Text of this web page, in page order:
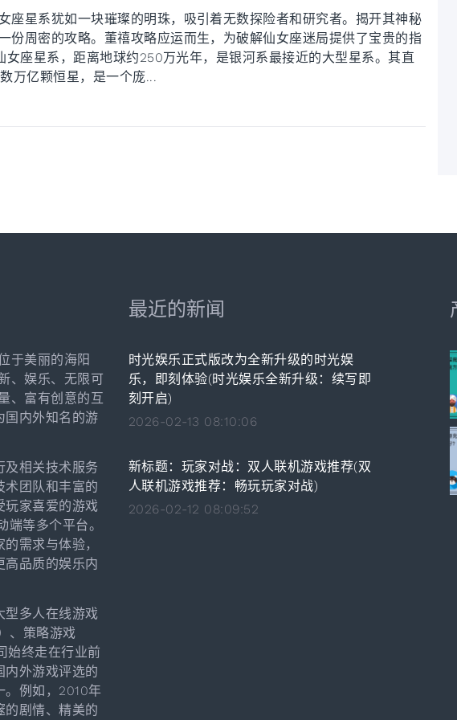
座星系犹如一块璀璨的明珠，吸引着无数探险者和研究者。揭开其神秘
份周密的攻略。董禧攻略应运而生，为破解仙女座迷局提供了宝贵的指
女座星系，距离地球约250万光年，是银河系最接近的大型星系。其直
万亿颗恒星，是一个庞...
于美丽的海阳
、娱乐、无限可
、富有创意的互
国内外知名的游
及相关技术服务
术团队和丰富的
玩家喜爱的游戏
端等多个平台。
需求与体验，
高品质的娱乐内
型多人在线游戏
、策略游戏
始终走在行业前
内外游戏评选的
。例如，2010年
的剧情、精美的
最近的新闻
时光娱乐正式版改为全新升级的时光娱
乐，即刻体验(时光娱乐全新升级：续写即
刻开启)
2026-02-13 08:10:06
新标题：玩家对战：双人联机游戏推荐(双
人联机游戏推荐：畅玩玩家对战)
2026-02-12 08:09:52